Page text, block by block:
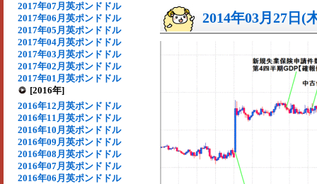
2017年07月英ポンドドル
2017年06月英ポンドドル
2017年05月英ポンドドル
2017年04月英ポンドドル
2017年03月英ポンドドル
2017年02月英ポンドドル
2017年01月英ポンドドル
[2016年]
2016年12月英ポンドドル
2016年11月英ポンドドル
2016年10月英ポンドドル
2016年09月英ポンドドル
2016年08月英ポンドドル
2016年07月英ポンドドル
2016年06月英ポンドドル
2014年03月27日(